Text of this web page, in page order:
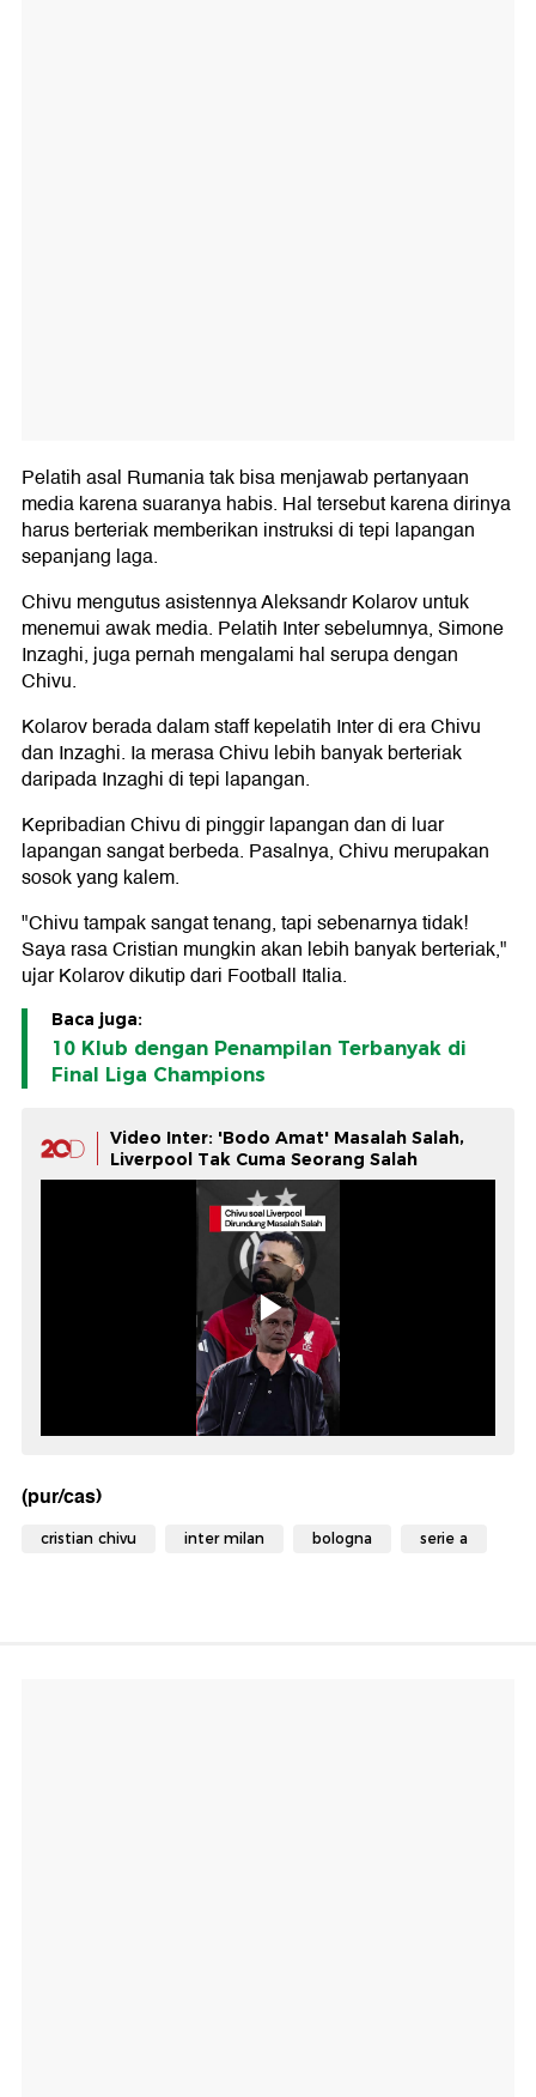
Pelatih asal Rumania tak bisa menjawab pertanyaan
media karena suaranya habis. Hal tersebut karena dirinya
harus berteriak memberikan instruksi di tepi lapangan
sepanjang laga.
Chivu mengutus asistennya Aleksandr Kolarov untuk
menemui awak media. Pelatih Inter sebelumnya, Simone
Inzaghi, juga pernah mengalami hal serupa dengan
Chivu.
Kolarov berada dalam staff kepelatih Inter di era Chivu
dan Inzaghi. Ia merasa Chivu lebih banyak berteriak
daripada Inzaghi di tepi lapangan.
Kepribadian Chivu di pinggir lapangan dan di luar
lapangan sangat berbeda. Pasalnya, Chivu merupakan
sosok yang kalem.
"Chivu tampak sangat tenang, tapi sebenarnya tidak!
Saya rasa Cristian mungkin akan lebih banyak berteriak,"
ujar Kolarov dikutip dari Football Italia.
Baca juga:
10 Klub dengan Penampilan Terbanyak di
Final Liga Champions
Video Inter: 'Bodo Amat' Masalah Salah,
Liverpool Tak Cuma Seorang Salah
(pur/cas)
cristian chivu inter milan bologna serie a